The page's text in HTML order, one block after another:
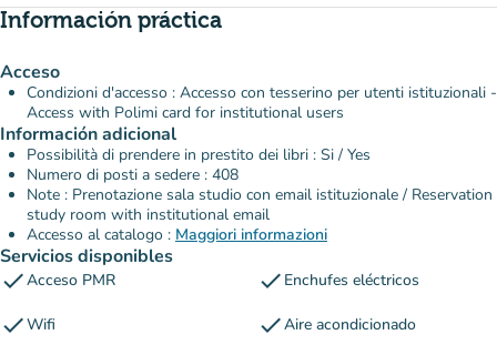
Información práctica
Acceso
Condizioni d'accesso : Accesso con tesserino per utenti istituzionali -
Access with Polimi card for institutional users
Información adicional
Possibilità di prendere in prestito dei libri : Si / Yes
Numero di posti a sedere : 408
Note : Prenotazione sala studio con email istituzionale / Reservation
study room with institutional email
Accesso al catalogo : Maggiori informazioni
Servicios disponibles
checkAcceso PMR check Enchufes eléctricos
checkWifi checkAire acondicionado